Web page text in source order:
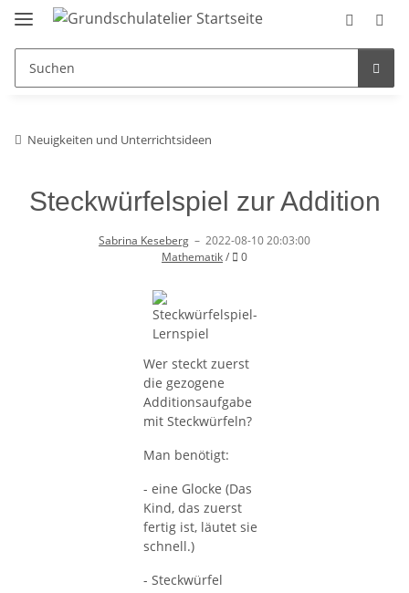
Neuigkeiten und Unterrichtsideen
Steckwürfelspiel zur Addition
Sabrina Keseberg – 2022-08-10 20:03:00
Mathematik/ Kommentare
0
Wer steckt zuerst
die gezogene
Additionsaufgabe
mit Steckwürfeln?
Man benötigt:
- eine Glocke (Das
Kind, das zuerst
fertig ist, läutet sie
schnell.)
- Steckwürfel